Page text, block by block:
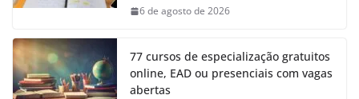
6 de agosto de 2026
77 cursos de especialização gratuitos
online, EAD ou presenciais com vagas
abertas